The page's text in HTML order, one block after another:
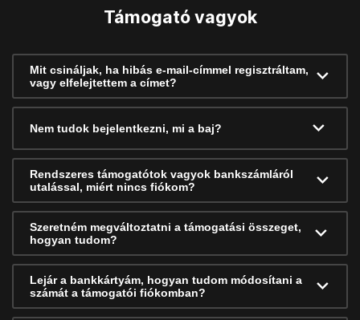
Támogató vagyok
Mit csináljak, ha hibás e-mail-címmel regisztráltam,
vagy elfelejtettem a címet?
Nem tudok bejelentkezni, mi a baj?
Rendszeres támogatótok vagyok bankszámláról
utalással, miért nincs fiókom?
Szeretném megváltoztatni a támogatási összeget,
hogyan tudom?
Lejár a bankkártyám, hogyan tudom módosítani a
számát a támogatói fiókomban?